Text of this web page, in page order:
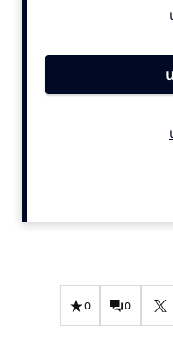
Contentmarketing
Effectiviteit
Gedragsverandering
0 0